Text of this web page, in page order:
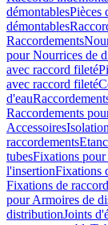
démontablesPièces
démontables
Raccordements
pour Nourrices de
avec raccord fileté
avec raccord fileté
d'eau
Raccordements
Accessoires
raccordements
tubesFixations pour
l'insertionFixations
Fixations de
pour Armoires de
distributionJoints